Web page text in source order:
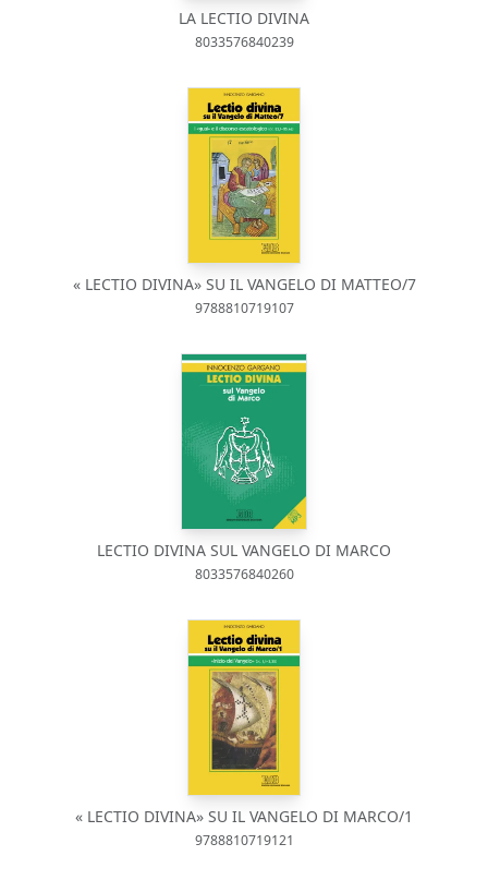
LA LECTIO DIVINA
8033576840239
« LECTIO DIVINA» SU IL VANGELO DI MATTEO/7
9788810719107
LECTIO DIVINA SUL VANGELO DI MARCO
8033576840260
« LECTIO DIVINA» SU IL VANGELO DI MARCO/1
9788810719121